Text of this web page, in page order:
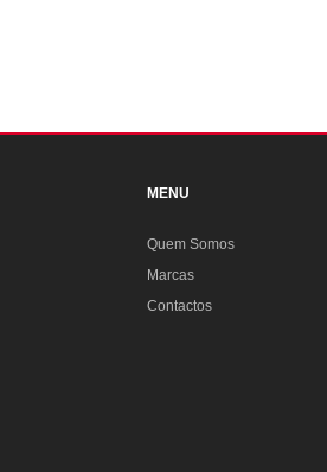
MENU
Quem Somos
Marcas
Contactos